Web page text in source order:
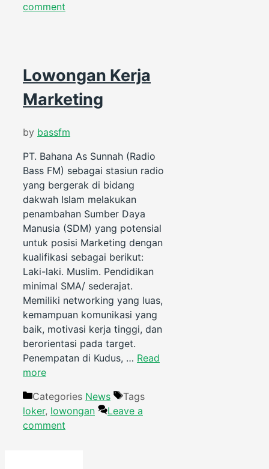
comment
Lowongan Kerja
Marketing
by bassfm
PT. Bahana As Sunnah (Radio
Bass FM) sebagai stasiun radio
yang bergerak di bidang
dakwah Islam melakukan
penambahan Sumber Daya
Manusia (SDM) yang potensial
untuk posisi Marketing dengan
kualifikasi sebagai berikut:
Laki-laki. Muslim. Pendidikan
minimal SMA/ sederajat.
Memiliki networking yang luas,
kemampuan komunikasi yang
baik, motivasi kerja tinggi, dan
berorientasi pada target.
Penempatan di Kudus, … Read
more
Categories News
Tags
loker, lowongan
Leave a
comment